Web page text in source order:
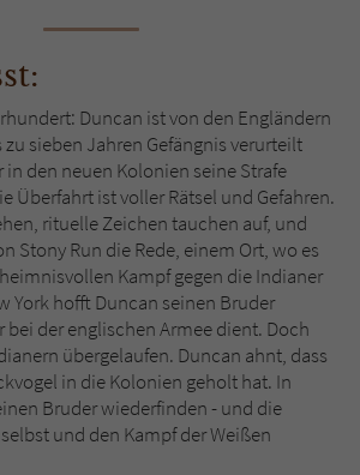
Duncan ist von den Engländern
sieben Jahren Gefängnis verurteilt
den neuen Kolonien seine Strafe
Überfahrt ist voller Rätsel und Gefahren.
rituelle Zeichen tauchen auf, und
Stony Run die Rede, einem Ort, wo es
Kampf gegen die Indianer
York hofft Duncan seinen Bruder
bei der englischen Armee dient. Doch
übergelaufen. Duncan ahnt, dass
in die Kolonien geholt hat. In
Bruder wiederfinden - und die
und den Kampf der Weißen
überprüfen.